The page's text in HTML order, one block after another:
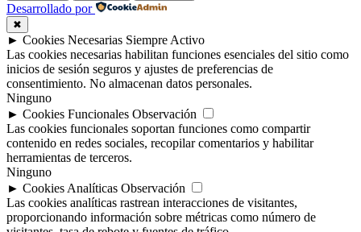
Desarrollado por
✖
► Cookies Necesarias Siempre Activo
Las cookies necesarias habilitan funciones esenciales del sitio como
inicios de sesión seguros y ajustes de preferencias de
consentimiento. No almacenan datos personales.
Ninguno
► Cookies Funcionales Observación
Las cookies funcionales soportan funciones como compartir
contenido en redes sociales, recopilar comentarios y habilitar
herramientas de terceros.
Ninguno
► Cookies Analíticas Observación
Las cookies analíticas rastrean interacciones de visitantes,
proporcionando información sobre métricas como número de